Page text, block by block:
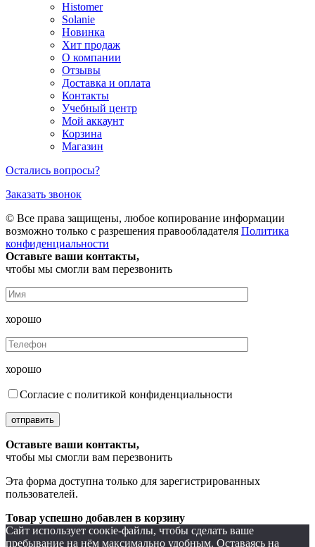
Histomer
Solanie
Новинка
Хит продаж
О компании
Отзывы
Доставка и оплата
Контакты
Учебный центр
Мой аккаунт
Корзина
Магазин
Остались вопросы?
Заказать звонок
© Все права защищены, любое копирование информации
возможно только с разрешения правообладателя Политика
конфиденциальности
Оставьте ваши контакты,
чтобы мы смогли вам перезвонить
хорошо
хорошо
Согласие с политикой конфиденциальности
отправить
Оставьте ваши контакты,
чтобы мы смогли вам перезвонить
Эта форма доступна только для зарегистрированных
пользователей.
Товар успешно добавлен в корзину
Сайт использует соокіе-файлы, чтобы сделать ваше
пребывание на нём максимально удобным. Оставаясь на